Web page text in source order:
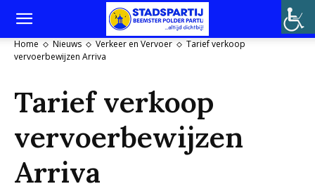
Home Nieuws Verkeer en Vervoer
Tarief verkoop
vervoerbewijzen Arriva
Tarief verkoop
vervoerbewijzen
Arriva